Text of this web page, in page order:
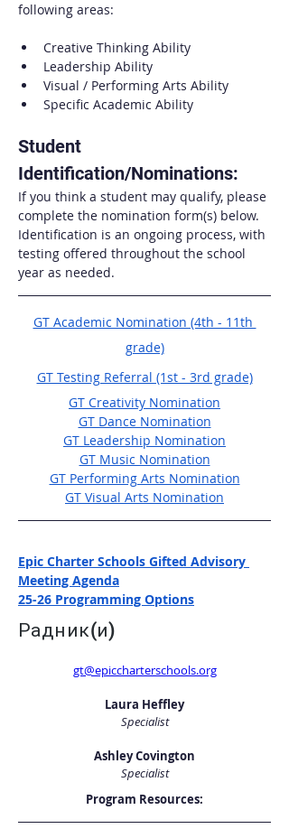
following areas:
Creative Thinking Ability
Leadership Ability
Visual / Performing Arts Ability
Specific Academic Ability
Student
Identification/Nominations:
If you think a student may qualify, please
complete the nomination form(s) below.
Identification is an ongoing process, with
testing offered throughout the school
year as needed.
GT Academic Nomination (4th - 11th
grade)
GT Testing Referral (1st - 3rd grade)
GT Creativity Nomination
GT Dance Nomination
GT Leadership Nomination
GT Music Nomination
GT Performing Arts Nomination
GT Visual Arts Nomination
Epic Charter Schools Gifted Advisory
Meeting Agenda
25-26 Programming Options
Радник(и)
gt@epiccharterschools.org
Laura Heffley
Specialist
Ashley Covington
Specialist
Program Resources: